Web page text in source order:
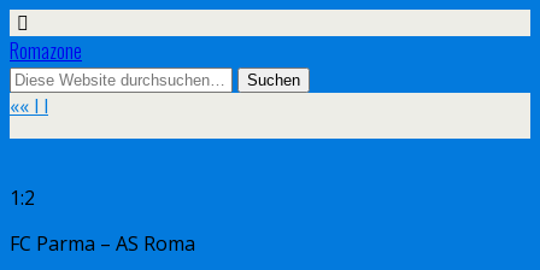
Romazone
«« l l
1:2
FC Parma – AS Roma